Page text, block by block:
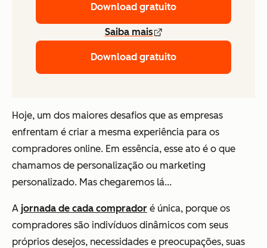
Download gratuito
Saiba mais
Download gratuito
Hoje, um dos maiores desafios que as empresas
enfrentam é criar a mesma experiência para os
compradores online. Em essência, esse ato é o que
chamamos de personalização ou marketing
personalizado. Mas chegaremos lá...
A jornada de cada comprador é única, porque os
compradores são indivíduos dinâmicos com seus
próprios desejos, necessidades e preocupações, suas